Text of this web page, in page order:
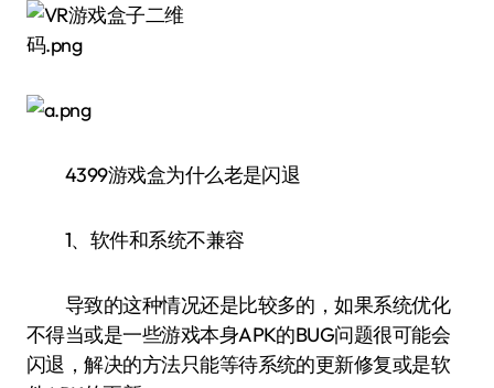
4399游戏盒为什么老是闪退
1、软件和系统不兼容
导致的这种情况还是比较多的，如果系统优化
不得当或是一些游戏本身APK的BUG问题很可能会
闪退，解决的方法只能等待系统的更新修复或是软